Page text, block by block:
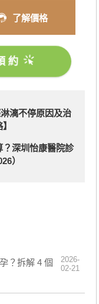
了解價格
約
漓不停原因及治
深圳怡康醫院診
）
？拆解 4 個
2026-
02-21